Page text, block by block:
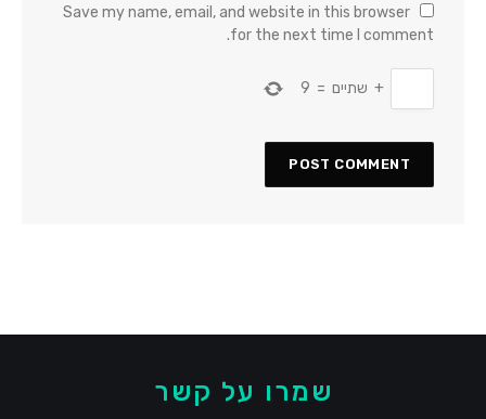
Save my name, email, and website in this browser
for the next time I comment.
+ שתיים =
9
שמרו על קשר